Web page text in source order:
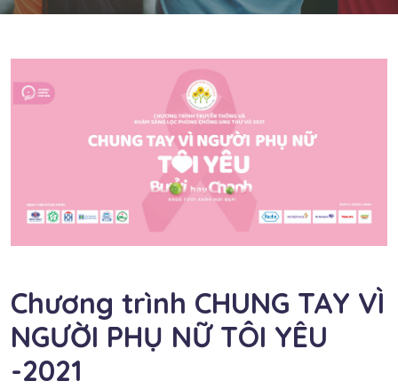
Chương trình CHUNG TAY VÌ
NGƯỜI PHỤ NỮ TÔI YÊU
-2021